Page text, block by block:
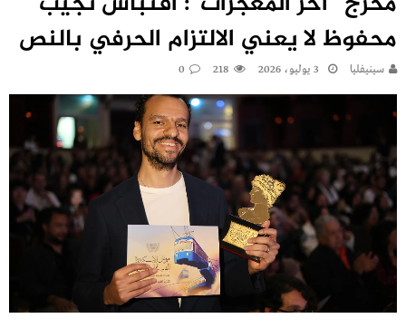
محفوظ لا يعني الالتزام الحرفي بالنص
سينيفليا 3 يوليو، 2026 218
0